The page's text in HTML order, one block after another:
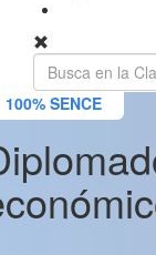
100% SENCE